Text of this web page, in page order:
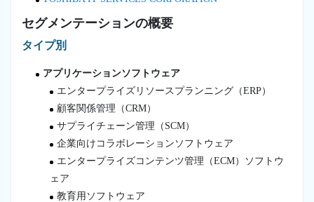
セグメンテーションの概要
タイプ別
アプリケーションソフトウェア
エンタープライズリソースプランニング（ERP）
顧客関係管理（CRM）
サプライチェーン管理（SCM）
企業向けコラボレーションソフトウェア
エンタープライズコンテンツ管理（ECM）ソフトウ
ェア
教育用ソフトウェア